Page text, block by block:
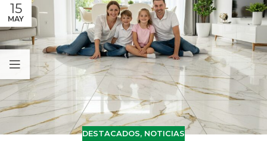
15
MAY
DESTACADOS, NOTICIAS